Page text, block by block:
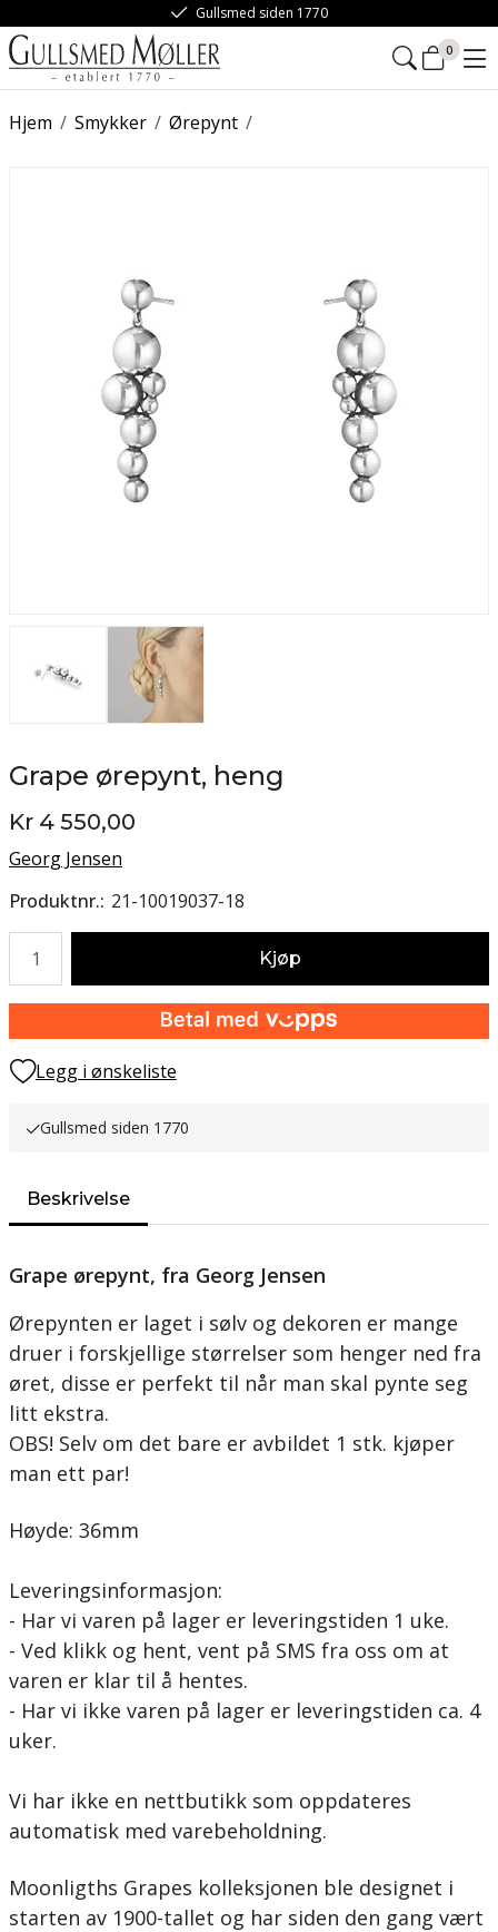
Gullsmed siden 1770
0
/
Hjem /
Smykker /
Ørepynt
Grape ørepynt, heng
Kr 4 550,00
Georg Jensen
Produktnr. 21-10019037-18
Kjøp
Legg i ønskeliste
Gullsmed siden 1770
Beskrivelse
Grape ørepynt, fra Georg Jensen
Ørepynten er laget i sølv og dekoren er mange
druer i forskjellige størrelser som henger ned fra
øret, disse er perfekt til når man skal pynte seg
litt ekstra.
OBS! Selv om det bare er avbildet 1 stk. kjøper
man ett par!
Høyde: 36mm
Leveringsinformasjon:
- Har vi varen på lager er leveringstiden 1 uke.
- Ved klikk og hent, vent på SMS fra oss om at
varen er klar til å hentes.
- Har vi ikke varen på lager er leveringstiden ca. 4
uker.
Vi har ikke en nettbutikk som oppdateres
automatisk med varebeholdning.
Moonligths Grapes kolleksjonen ble designet i
starten av 1900-tallet og har siden den gang vært